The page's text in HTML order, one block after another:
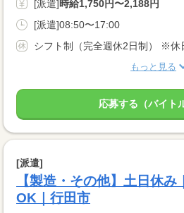
[派遣] 時給1,750円〜2,188円
[派遣]08:50〜17:00
シフト制（完全週休2日制） ※休
もっと見る
応募する（バイト
[派遣]
【製造・その他】土日休
OK｜行田市